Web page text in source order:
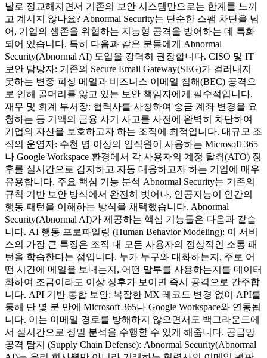
날로 정교해지면서 기존의 보안 시스템만으로는 한계를 느끼
고 계시지 않나요? Abnormal Security는 단순한 스팸 차단을 넘
어, 기업의 생존을 위협하는 지능형 공격을 방어하는 데 특화
되어 있습니다. 특히 다음과 같은 분들에게 Abnormal
Security(Abnormal AI) 도입을 강력히 권장합니다. CISO 및 IT
보안 담당자: 기존의 Secure Email Gateway(SEG)가 걸러내지
못하는 변종 피싱 메일과 비즈니스 이메일 침해(BEC) 공격으
로 인해 골머리를 앓고 있는 보안 책임자에게 필수적입니다.
재무 및 회계 부서장: 협력사를 사칭하여 송금 계좌 변경을 요
청하는 등 거액의 금융 사기 사고를 사전에 완벽히 차단하여
기업의 자산을 보호하고자 하는 조직에 최적입니다. 대규모 조
직의 운영자: 수천 명 이상의 임직원이 사용하는 Microsoft 365
나 Google Workspace 환경에서 각 사용자의 계정 탈취(ATO) 징
후를 실시간으로 감지하고 자동 대응하고자 하는 기업에 매우
유용합니다. 주요 핵심 기능 분석 Abnormal Security는 기존의
규칙 기반 보안 방식에서 완전히 벗어나, 인공지능이 인간의
행동 패턴을 이해하는 방식을 채택했습니다. Abnormal
Security(Abnormal AI)가 제공하는 핵심 기능들은 다음과 같습
니다. AI 행동 프로파일링 (Human Behavior Modeling): 이 서비
스의 가장 큰 특징은 조직 내 모든 사용자의 정상적인 소통 패
턴을 학습한다는 점입니다. 누가 누구와 대화하는지, 주로 어
떤 시간에 메일을 보내는지, 어떤 말투를 사용하는지를 데이터
화하여 조금이라도 이상 징후가 보이면 즉시 공격으로 간주합
니다. API 기반 통합 보안: 복잡한 MX 레코드 변경 없이 API를
통해 단 몇 분 만에 Microsoft 365나 Google Workspace와 연동됩
니다. 이는 이메일 경로를 방해하지 않으면서도 백그라운드에
서 실시간으로 정밀 분석을 수행할 수 있게 해줍니다. 공급망
공격 탐지 (Supply Chain Defense): Abnormal Security(Abnormal